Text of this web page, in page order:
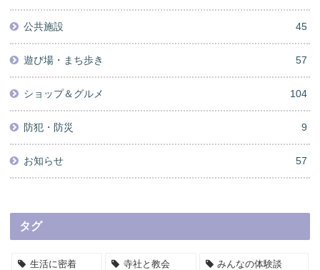
公共施設 45
遊び場・まち歩き 57
ショップ＆グルメ 104
防犯・防災 9
お知らせ 57
タグ
生活に密着 寺社と教会 みんなの体験談